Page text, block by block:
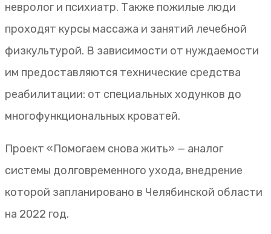
невролог и психиатр. Также пожилые люди
проходят курсы массажа и занятий лечебной
физкультурой. В зависимости от нуждаемости
им предоставляются технические средства
реабилитации: от специальных ходунков до
многофункциональных кроватей.
Проект «Помогаем снова жить» — аналог
системы долговременного ухода, внедрение
которой запланировано в Челябинской области
на 2022 год.